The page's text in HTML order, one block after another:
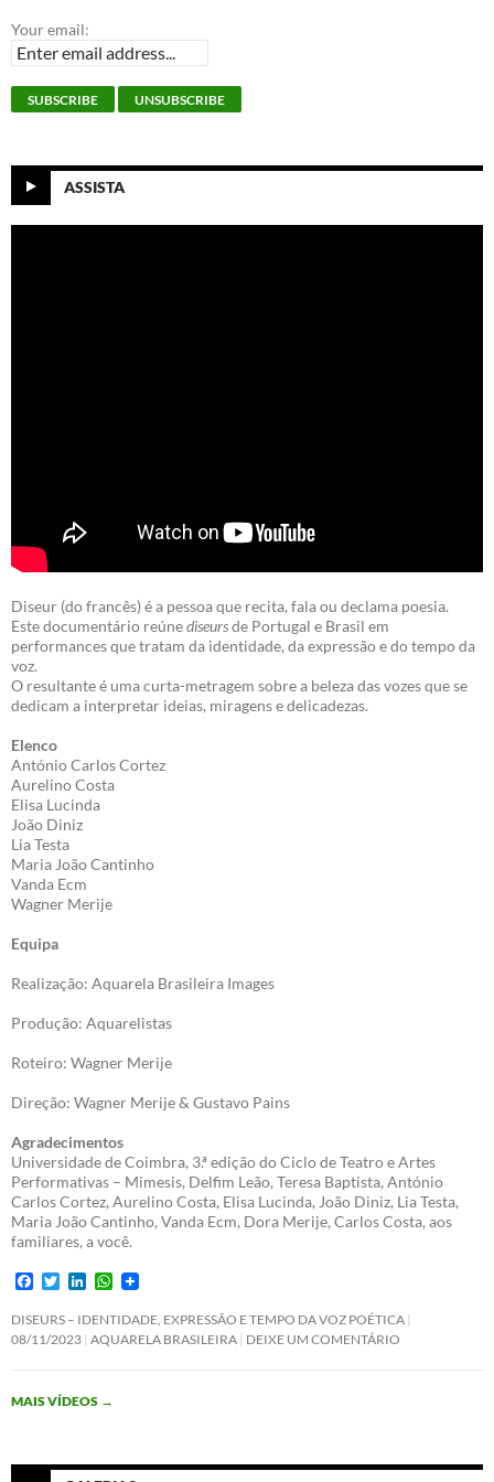
Your email:
ASSISTA
Diseur (do francês) é a pessoa que recita, fala ou declama poesia.
Este documentário reúnediseursde Portugal e Brasil em
performances que tratam da identidade, da expressão e do tempo da
voz.
O resultante é uma curta-metragem sobre a beleza das vozes que se
dedicam a interpretar ideias, miragens e delicadezas.
Elenco
António Carlos Cortez
Aurelino Costa
Elisa Lucinda
João Diniz
Lia Testa
Maria João Cantinho
Vanda Ecm
Wagner Merije
Equipa
Realização: Aquarela Brasileira Images
Produção: Aquarelistas
Roteiro: Wagner Merije
Direção: Wagner Merije & Gustavo Pains
Agradecimentos
Universidade de Coimbra, 3.ª edição do Ciclo de Teatro e Artes
Performativas – Mimesis, Delfim Leão, Teresa Baptista, António
Carlos Cortez, Aurelino Costa, Elisa Lucinda, João Diniz, Lia Testa,
Maria João Cantinho, Vanda Ecm, Dora Merije, Carlos Costa, aos
familiares, a você.
F
c
e
o
k
T
i
t
e
n
k
d
n
W
a
t
A
DISEURS – IDENTIDADE, EXPRESSÃO E TEMPO DA VOZ POÉTICA
08/11/2023 AQUARELA BRASILEIRA DEIXE UM COMENTÁRIO
MAIS VÍDEOS →